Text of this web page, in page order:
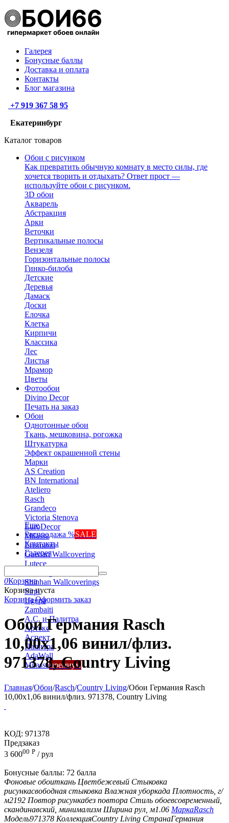
Галерея
Бонусные баллы
Доставка и оплата
Контакты
Блог магазина
+7 919 367 58 95
Екатеринбург
Каталог товаров
Обои с рисунком
Как превратить обычную комнату в место силы, где
хочется творить и отдыхать? Ответ прост —
используйте обои с рисунком.
3D обои
Акварель
Абстракция
Арки
Веточки
Вертикальные полосы
Вензеля
Горизонтальные полосы
Гинко-билоба
Детские
Деревья
Дамаск
Доски
Елочка
Клетка
Кирпичи
Классика
Лес
Листья
Мрамор
Цветы
Фотообои
Divino Decor
Печать на заказ
Обои
Однотонные обои
Ткань, мешковина, рогожка
Штукатурка
Эффект окрашенной стены
Марки
AS Creation
BN International
Ateliero
Rasch
Grandeco
Victoria Stenova
EuroDecor
Milassa
Erismann
Gaenari Wallcovering
Lutece
Shinhan Wallcoverings
Sirpi
Ugepa
Zambaiti
А.С. и Палитра
Артекс
Аспект
Палитра
AdaWall
Milassaпремиум
Еще
Распродажа %SALE
Контакты
Галерея
0Корзина
Корзина пуста
Корзина Оформить заказ
Обои Германия Rasch
10,00x1,06 винил/флиз.
971378, Country Living
Главная/Обои/Rasch/Country Living/Обои Германия Rasch
10,00x1,06 винил/флиз. 971378, Country Living
КОД: 971378
Предзаказ
3 60000 Р / рул
Бонусные баллы: 72 балла
Фоновые обоиткань Цветбежевый Стыковка
рисункасвободная стыковка Влажная уборкада Плотность, г/
м2192 Повтор рисункабез повтора Стиль обоевсовременный,
скандинавский, минимализм Ширина рул, м1.06 МаркаRasch
Модель971378 КоллекцияCountry Living СтранаГермания